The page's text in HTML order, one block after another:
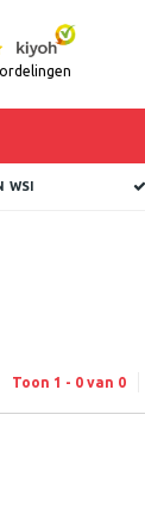
WSI
Toon 1 - 0 van 0